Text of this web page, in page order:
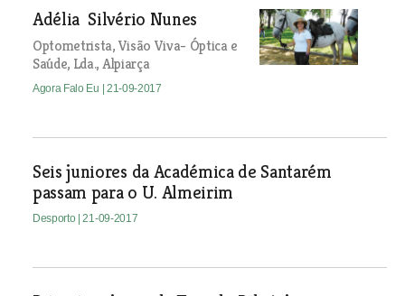
Adélia Silvério Nunes
Optometrista, Visão Viva- Óptica e
Saúde, Lda., Alpiarça
Agora Falo Eu | 21-09-2017
Seis juniores da Académica de Santarém
passam para o U. Almeirim
Desporto | 21-09-2017